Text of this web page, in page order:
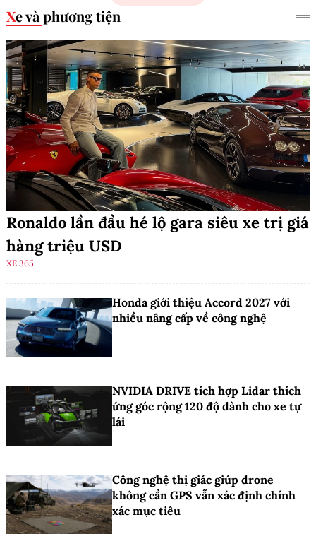
Xe và phương tiện
Ronaldo lần đầu hé lộ gara siêu xe trị giá
hàng triệu USD
XE 365
Honda giới thiệu Accord 2027 với
nhiều nâng cấp về công nghệ
NVIDIA DRIVE tích hợp Lidar thích
ứng góc rộng 120 độ dành cho xe tự
lái
Công nghệ thị giác giúp drone
không cần GPS vẫn xác định chính
xác mục tiêu